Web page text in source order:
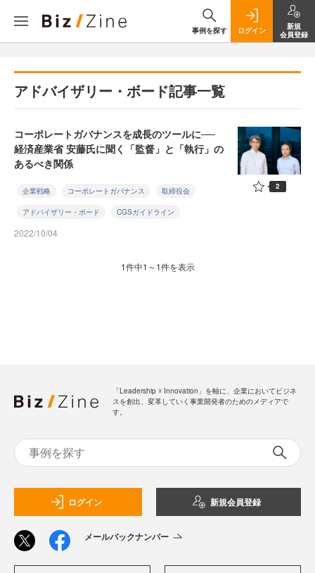
事例を探す ログイン
新規
会員登録
アドバイザリー・ボード記事一覧
コーポレートガバナンスを成長のツールに──
経済産業省 安藤氏に聞く「監督」と「執行」の
あるべき関係
企業戦略 コーポレートガバナンス 取締役会
アドバイザリー・ボード CGSガイドライン
2022/10/04
2
1件中1～1件を表示
「Leadership ☓ Innovation」を軸に、企業においてビジネ
スを創出、変革していく事業開発者のためのメディアで
す。
ログイン 新規会員登録
メールバックナンバー